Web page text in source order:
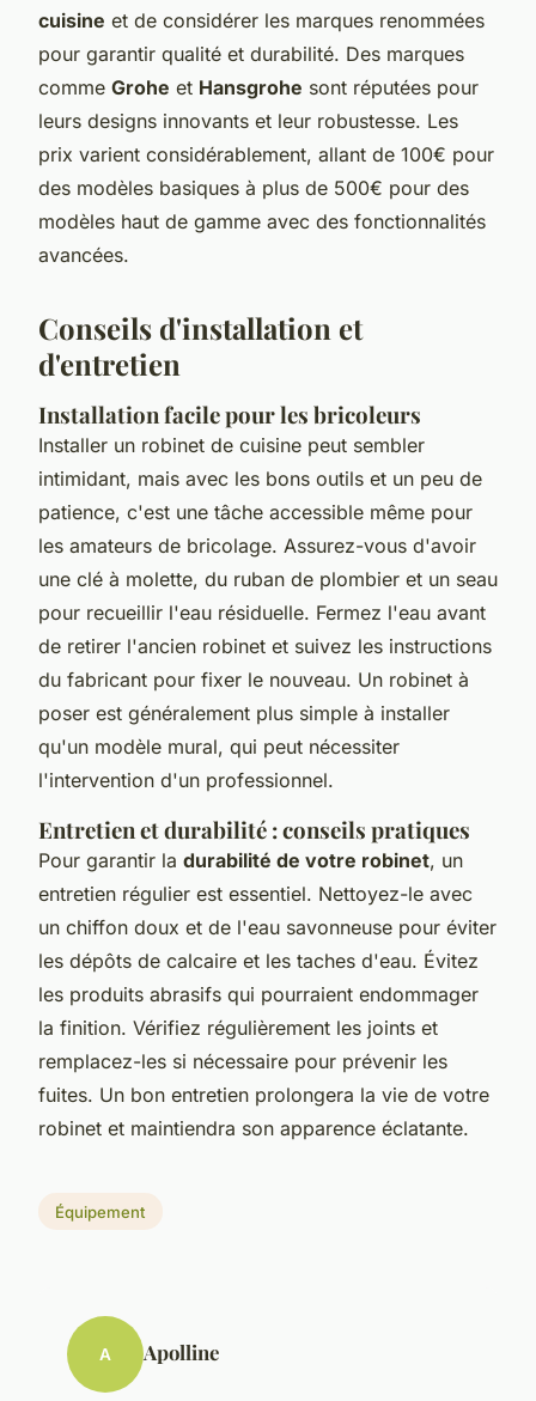
cuisine et de considérer les marques renommées
pour garantir qualité et durabilité. Des marques
comme Grohe et Hansgrohe sont réputées pour
leurs designs innovants et leur robustesse. Les
prix varient considérablement, allant de 100€ pour
des modèles basiques à plus de 500€ pour des
modèles haut de gamme avec des fonctionnalités
avancées.
Conseils d'installation et
d'entretien
Installation facile pour les bricoleurs
Installer un robinet de cuisine peut sembler
intimidant, mais avec les bons outils et un peu de
patience, c'est une tâche accessible même pour
les amateurs de bricolage. Assurez-vous d'avoir
une clé à molette, du ruban de plombier et un seau
pour recueillir l'eau résiduelle. Fermez l'eau avant
de retirer l'ancien robinet et suivez les instructions
du fabricant pour fixer le nouveau. Un robinet à
poser est généralement plus simple à installer
qu'un modèle mural, qui peut nécessiter
l'intervention d'un professionnel.
Entretien et durabilité : conseils pratiques
Pour garantir la durabilité de votre robinet, un
entretien régulier est essentiel. Nettoyez-le avec
un chiffon doux et de l'eau savonneuse pour éviter
les dépôts de calcaire et les taches d'eau. Évitez
les produits abrasifs qui pourraient endommager
la finition. Vérifiez régulièrement les joints et
remplacez-les si nécessaire pour prévenir les
fuites. Un bon entretien prolongera la vie de votre
robinet et maintiendra son apparence éclatante.
Équipement
A Apolline